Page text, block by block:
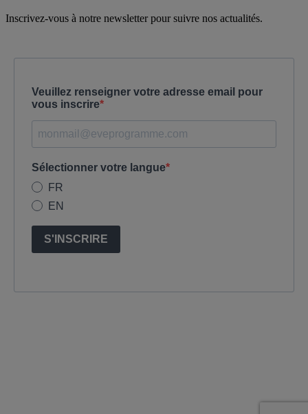
Inscrivez-vous à notre newsletter pour suivre nos actualités.
Veuillez renseigner votre adresse email pour
vous inscrire
Sélectionner votre langue
FR
EN
S'INSCRIRE